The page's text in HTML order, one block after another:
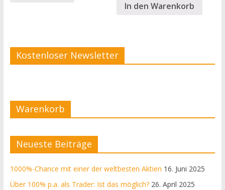
In den Warenkorb
Kostenloser Newsletter
Warenkorb
Neueste Beiträge
1000%-Chance mit einer der weltbesten Aktien 16. Juni 2025
Über 100% p.a. als Trader: Ist das möglich? 26. April 2025